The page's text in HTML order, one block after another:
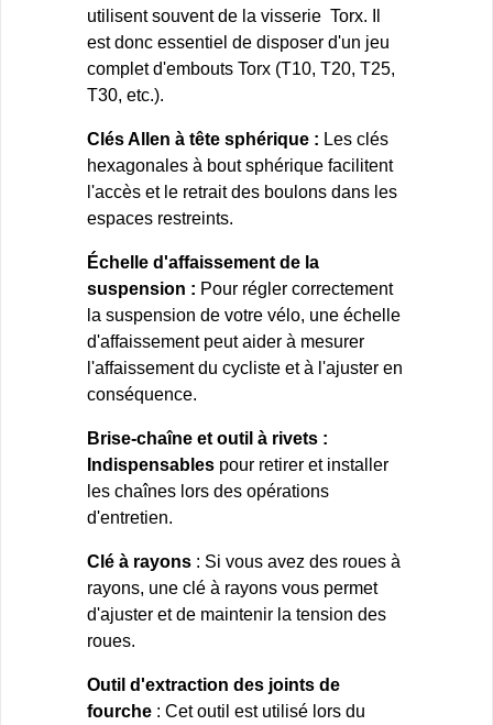
utilisent souvent de la visserie Torx. Il
est donc essentiel de disposer d'un jeu
complet d'embouts Torx (T10, T20, T25,
T30, etc.).
Clés Allen à tête sphérique : Les clés
hexagonales à bout sphérique facilitent
l'accès et le retrait des boulons dans les
espaces restreints.
Échelle d'affaissement de la
suspension : Pour régler correctement
la suspension de votre vélo, une échelle
d'affaissement peut aider à mesurer
l'affaissement du cycliste et à l'ajuster en
conséquence.
Brise-chaîne et outil à rivets :
Indispensables pour retirer et installer
les chaînes lors des opérations
d'entretien.
Clé à rayons : Si vous avez des roues à
rayons, une clé à rayons vous permet
d'ajuster et de maintenir la tension des
roues.
Outil d'extraction des joints de
fourche : Cet outil est utilisé lors du